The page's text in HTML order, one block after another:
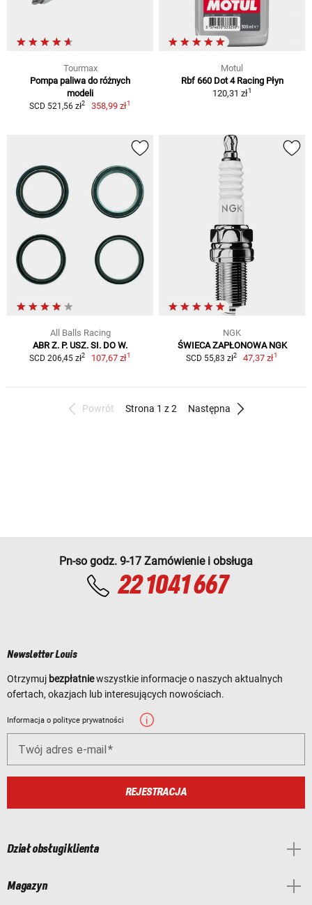
Tourmax
Pompa paliwa do różnych
modeli
SCD 521,56 zł2 358,99 zł1
Motul
Rbf 660 Dot 4 Racing Płyn
120,31 zł1
All Balls Racing
ABR Z. P. USZ. SI. DO W.
SCD 206,45 zł2 107,67 zł1
NGK
ŚWIECA ZAPŁONOWA NGK
SCD 55,83 zł2 47,37 zł1
Powrót Strona 1 z 2 Następna
Pn-so godz. 9-17 Zamówienie i obsługa
22 1041 667
Newsletter Louis
Otrzymuj bezpłatniewszystkie informacje o naszych aktualnych
ofertach, okazjach lub interesujących nowościach.
Informacja o polityce prywatności
Twój adres e-mail
REJESTRACJA
Dział obsługi klienta
Magazyn